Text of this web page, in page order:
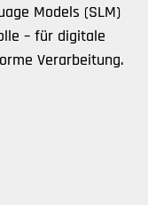
Models (SLM)
– für digitale
Verarbeitung.